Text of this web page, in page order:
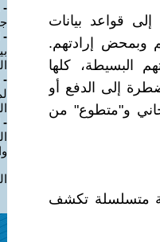
قواعد بيانات
وبمحض إرادتهم.
البسيطة، كلها
إلى الدفع أو
و"متطوع" من
متسلسلة تكشف
-
-
-
-